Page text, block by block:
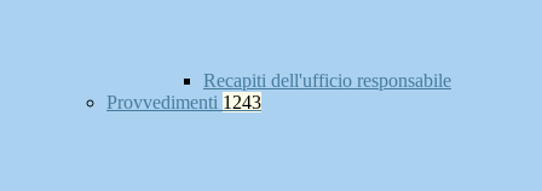
Recapiti dell'ufficio responsabile
Provvedimenti 1243